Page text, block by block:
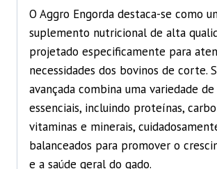
O Aggro Engorda destaca-se como
suplemento nutricional de alta
projetado especificamente para
necessidades dos bovinos de corte.
avançada combina uma variedade
essenciais, incluindo proteínas,
vitaminas e minerais,
balanceados para promover o
e a saúde geral do gado.